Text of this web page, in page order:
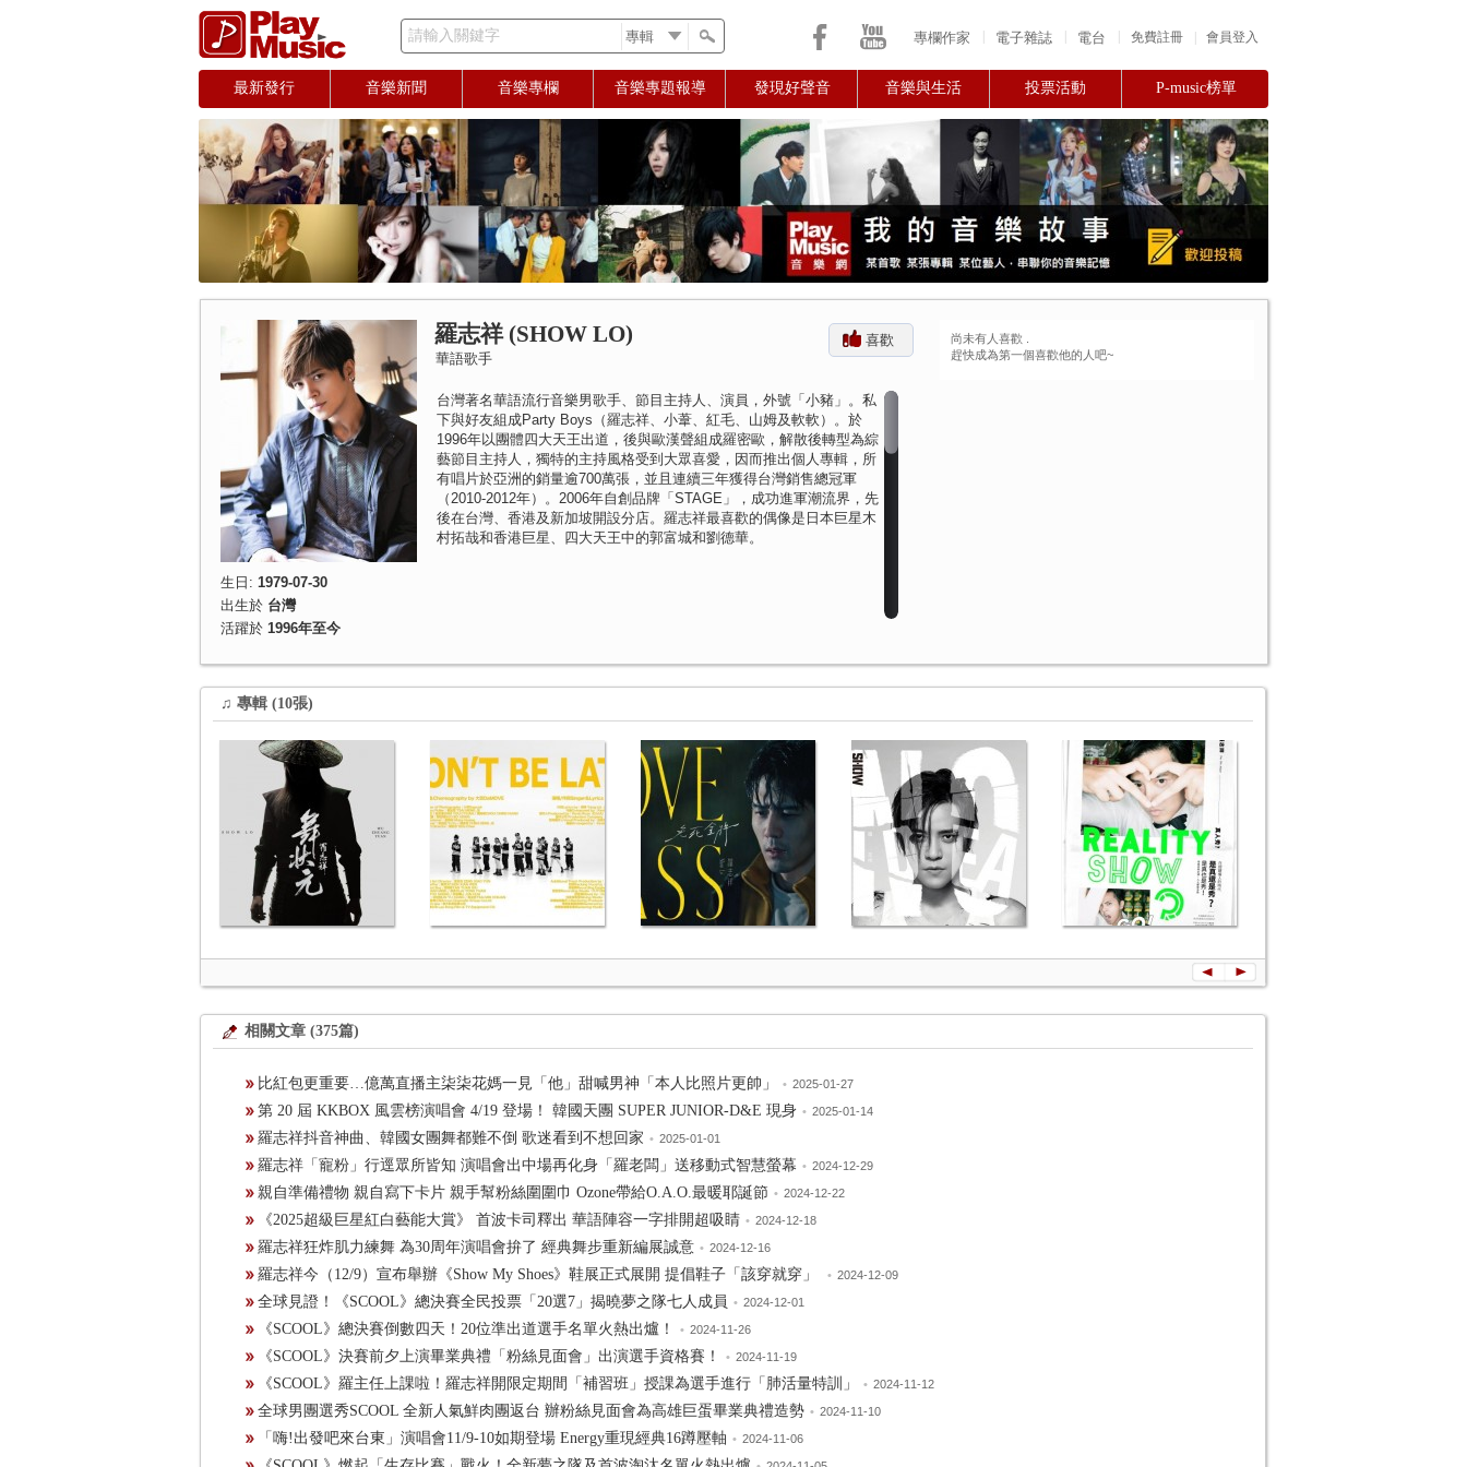
請輸入關鍵字 會員登入
免費註冊
專欄作家 電子雜誌 電台
最新發行 音樂新聞 音樂專欄 音樂專題報導 發現好聲音 音樂與生活 投票活動 P-music榜單
生日: 1979-07-30
出生於 台灣
活躍於 1996年至今
羅志祥 (SHOW LO)
喜歡
華語歌手
台灣著名華語流行音樂男歌手、節目主持人、演員，外號「小豬」。私
下與好友組成Party Boys（羅志祥、小葦、紅毛、山姆及軟軟）。於
1996年以團體四大天王出道，後與歐漢聲組成羅密歐，解散後轉型為綜
藝節目主持人，獨特的主持風格受到大眾喜愛，因而推出個人專輯，所
有唱片於亞洲的銷量逾700萬張，並且連續三年獲得台灣銷售總冠軍
（2010-2012年）。2006年自創品牌「STAGE」，成功進軍潮流界，先
後在台灣、香港及新加坡開設分店。羅志祥最喜歡的偶像是日本巨星木
村拓哉和香港巨星、四大天王中的郭富城和劉德華。
尚未有人喜歡
趕快成為第一個喜歡他的人吧~
♫ 專輯 (10張)
相關文章 (375篇)
比紅包更重要…億萬直播主柒柒花媽一見「他」甜喊男神「本人比照片更帥」 • 2025-01-27
第 20 屆 KKBOX 風雲榜演唱會 4/19 登場！ 韓國天團 SUPER JUNIOR-D&E 現身 • 2025-01-14
羅志祥抖音神曲、韓國女團舞都難不倒 歌迷看到不想回家 • 2025-01-01
羅志祥「寵粉」行逕眾所皆知 演唱會出中場再化身「羅老闆」送移動式智慧螢幕 • 2024-12-29
親自準備禮物 親自寫下卡片 親手幫粉絲圍圍巾 Ozone帶給O.A.O.最暖耶誕節 • 2024-12-22
《2025超級巨星紅白藝能大賞》 首波卡司釋出 華語陣容一字排開超吸睛 • 2024-12-18
羅志祥狂炸肌力練舞 為30周年演唱會拚了 經典舞步重新編展誠意 • 2024-12-16
羅志祥今（12/9）宣布舉辦《Show My Shoes》鞋展正式展開 提倡鞋子「該穿就穿」 • 2024-12-09
全球見證！《SCOOL》總決賽全民投票「20選7」揭曉夢之隊七人成員 • 2024-12-01
《SCOOL》總決賽倒數四天！20位準出道選手名單火熱出爐！ • 2024-11-26
《SCOOL》決賽前夕上演畢業典禮「粉絲見面會」出演選手資格賽！ • 2024-11-19
《SCOOL》羅主任上課啦！羅志祥開限定期間「補習班」授課為選手進行「肺活量特訓」 • 2024-11-12
全球男團選秀SCOOL 全新人氣鮮肉團返台 辦粉絲見面會為高雄巨蛋畢業典禮造勢 • 2024-11-10
「嗨!出發吧來台東」演唱會11/9-10如期登場 Energy重現經典16蹲壓軸 • 2024-11-06